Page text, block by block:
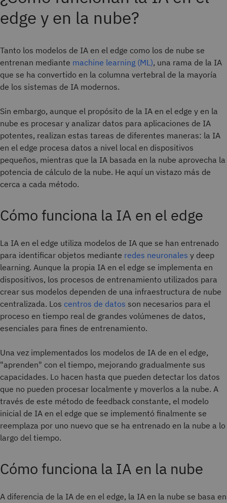
edge y en la nube?
Tanto los modelos de IA en el edge como los de nube se
entrenan mediante machine learning (ML), una rama de la IA
que se ha convertido en la columna vertebral de la mayoría
de los sistemas de IA modernos.
Sin embargo, aunque el propósito de la IA en el edge y en la
nube es procesar y analizar datos para aplicaciones de IA
potentes, realizan estas tareas de diferentes maneras: la IA
en el edge procesa datos a nivel local en dispositivos
pequeños, mientras que la IA basada en la nube aprovecha la
potencia de cálculo de la nube. He aquí un vistazo más de
cerca a cada método.
Cómo funciona la IA en el edge
La IA en el edge utiliza modelos de IA que se han entrenado
para identificar objetos mediante redes neuronales y deep
learning. Aunque la propia IA en el edge se implementa en
dispositivos, los procesos de entrenamiento utilizados para
crear sus modelos dependen de una infraestructura de nube
centralizada. Los centros de datos son necesarios para el
proceso en tiempo real de grandes volúmenes de datos,
esenciales para fines de entrenamiento.
Una vez implementados los modelos de IA de en el edge,
"aprenden" con el tiempo, mejorando gradualmente sus
capacidades. Lo hacen hasta que pueden detectar los datos
que no pueden procesar localmente y moverlos a la nube. A
través de este método de feedback constante, el modelo
inicial de IA en el edge que se implementó finalmente se
reemplaza por uno nuevo que se ha entrenado en la nube a lo
largo del tiempo.
Cómo funciona la IA en la nube
A diferencia de la IA de en el edge, la IA en la nube se basa en